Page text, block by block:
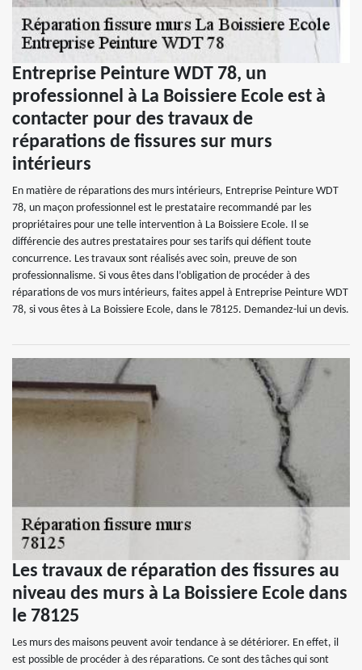
Entreprise Peinture WDT 78, un
professionnel à La Boissiere Ecole est à
contacter pour des travaux de
réparations de fissures sur murs
intérieurs
En matière de réparations des murs intérieurs, Entreprise Peinture WDT
78, un maçon professionnel est le prestataire recommandé par les
propriétaires pour une telle intervention à La Boissiere Ecole. Il se
différencie des autres prestataires pour ses tarifs qui défient toute
concurrence. Les travaux sont réalisés avec soin, preuve de son
professionnalisme. Si vous êtes dans l’obligation de procéder à des
réparations de vos murs intérieurs, faites appel à Entreprise Peinture WDT
78, si vous êtes à La Boissiere Ecole, dans le 78125. Demandez-lui un devis.
Les travaux de réparation des fissures au
niveau des murs à La Boissiere Ecole dans
le 78125
Les murs des maisons peuvent avoir tendance à se détériorer. En effet, il
est possible de procéder à des réparations. Ce sont des tâches qui sont